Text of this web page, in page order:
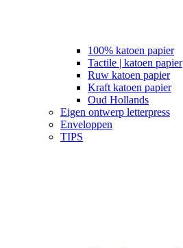
100% katoen papier
Tactile | katoen papier
Ruw katoen papier
Kraft katoen papier
Oud Hollands
Eigen ontwerp letterpress
Enveloppen
TIPS